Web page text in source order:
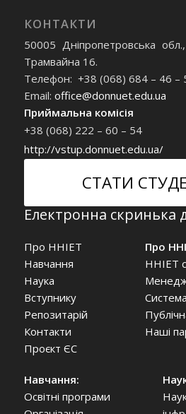
КОНТАКТИ
50005 Дніпропетровська
Трамвайна 16.
Телефон: +38 (068) 684 – 46 –
Email: office@donnuet.edu.ua
Приймальна комісія
+38 (068) 222 – 60 – 54
http://vstup.donnuet.edu.ua/
СТАТИ
Електронна скринька
Про ННІЕТ
Навчання
Наука
Вступнику
Репозитарій
Контакти
Проєкт ЄС
Про
ННІЕТ
Наші
Навчання:
Освітні програми